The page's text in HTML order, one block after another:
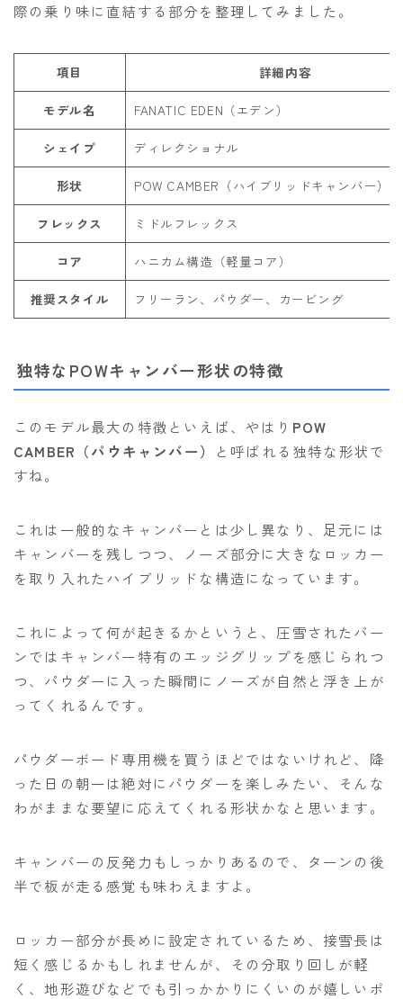
際の乗り味に直結する部分を整理してみました。
項目 詳細内容
モデル名 FANATIC EDEN（エデン）
シェイプ ディレクショナル
形状 POW CAMBER（ハイブリッドキャンバー）
フレックス ミドルフレックス
コア ハニカム構造（軽量コア）
推奨スタイル フリーラン、パウダー、カービング
独特なPOWキャンバー形状の特徴
このモデル最大の特徴といえば、やはり POW
CAMBER（パウキャンバー）
と呼ばれる独特な形状で
すね。
これは一般的なキャンバーとは少し異なり、足元には
キャンバーを残しつつ、ノーズ部分に大きなロッカー
を取り入れたハイブリッドな構造になっています。
これによって何が起きるかというと、圧雪されたバー
ンではキャンバー特有のエッジグリップを感じられつ
つ、パウダーに入った瞬間にノーズが自然と浮き上が
ってくれるんです。
パウダーボード専用機を買うほどではないけれど、降
った日の朝一は絶対にパウダーを楽しみたい、そんな
わがままな要望に応えてくれる形状かなと思います。
キャンバーの反発力もしっかりあるので、ターンの後
半で板が走る感覚も味わえますよ。
ロッカー部分が長めに設定されているため、接雪長は
短く感じるかもしれませんが、その分取り回しが軽
く、地形遊びなどでも引っかかりにくいのが嬉しいポ